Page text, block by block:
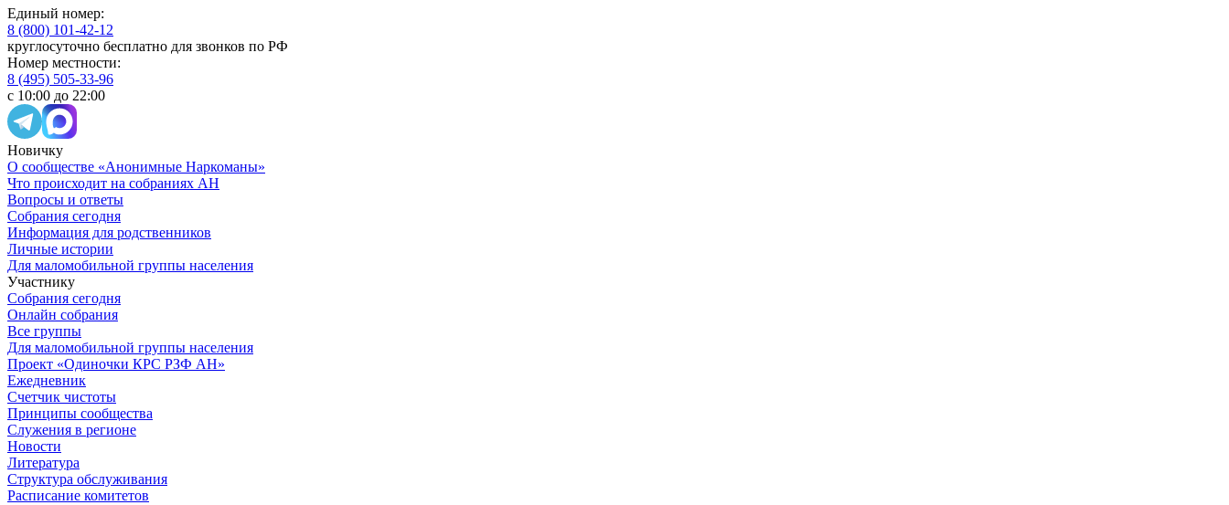
Единый номер:
8 (800) 101-42-12
круглосуточно бесплатно для звонков по РФ
Номер местности:
8 (495) 505-33-96
с 10:00 до 22:00
Новичку
О сообществе «Анонимные Наркоманы»
Что происходит на собраниях АН
Вопросы и ответы
Собрания сегодня
Информация для родственников
Личные истории
Для маломобильной группы населения
Участнику
Собрания сегодня
Онлайн собрания
Все группы
Для маломобильной группы населения
Проект «Одиночки КРС РЗФ АН»
Ежедневник
Счетчик чистоты
Принципы сообщества
Служения в регионе
Новости
Литература
Структура обслуживания
Расписание комитетов